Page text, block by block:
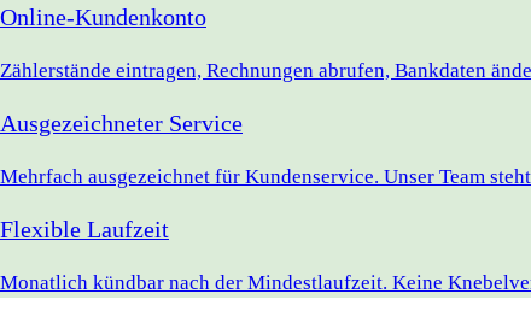
Online-Kundenkonto
Zählerstände eintragen, Rechnungen abrufen, Bankdaten
Ausgezeichneter Service
Mehrfach ausgezeichnet für Kundenservice. Unser Team
Flexible Laufzeit
Monatlich kündbar nach der Mindestlaufzeit. Keine